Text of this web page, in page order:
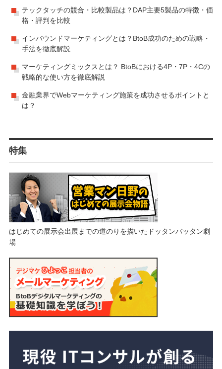
テックタッチの競合・比較製品は？DAP主要5製品の特徴・価
格・評判を比較
インバウンドマーケティングとは？BtoB成功のための戦略・
手法を徹底解説
マーケティングミックスとは？ BtoBにおける4P・7P・4Cの
戦略的な使い方を徹底解説
金融業界でWebマーケティング施策を成功させるポイントと
は？
特集
はじめての展示会出展までの道のりを描いたドッタンバッタン劇
場